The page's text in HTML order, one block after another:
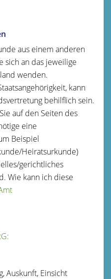
aus einem anderen
sich an das jeweilige
wenden.
kann
behilflich sein.
auf den Seiten des
eine
Beispiel
Heiratsurkunde)
gerichtliches
Wie kann ich diese
Auskunft, Einsicht